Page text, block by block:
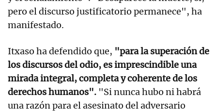
pero el discurso justificatorio permanece", ha
manifestado.
Itxaso ha defendido que, "para la superación de
los discursos del odio, es imprescindible una
mirada integral, completa y coherente de los
derechos humanos". "Si nunca hubo ni habrá
una razón para el asesinato del adversario